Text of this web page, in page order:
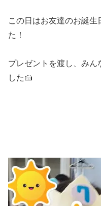
この日はお友達のお誕
た！
プレゼントを渡し、みん
した🍰